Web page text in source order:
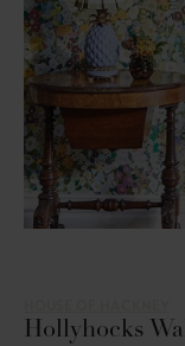
Hollyhocks